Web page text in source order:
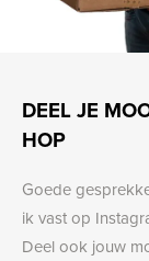
DEEL JE
HOP
Goede
ik vast op
Deel ook jouw